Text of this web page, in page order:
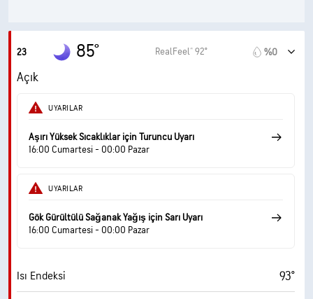
23 85° RealFeel® 92° %0
Açık
UYARILAR
Aşırı Yüksek Sıcaklıklar için Turuncu Uyarı
16:00 Cumartesi - 00:00 Pazar
UYARILAR
Gök Gürültülü Sağanak Yağış için Sarı Uyarı
16:00 Cumartesi - 00:00 Pazar
Isı Endeksi 93°